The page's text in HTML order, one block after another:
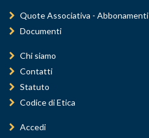
Quote Associativa - Abbonamenti
Documenti
Chi siamo
Contatti
Statuto
Codice di Etica
Accedi